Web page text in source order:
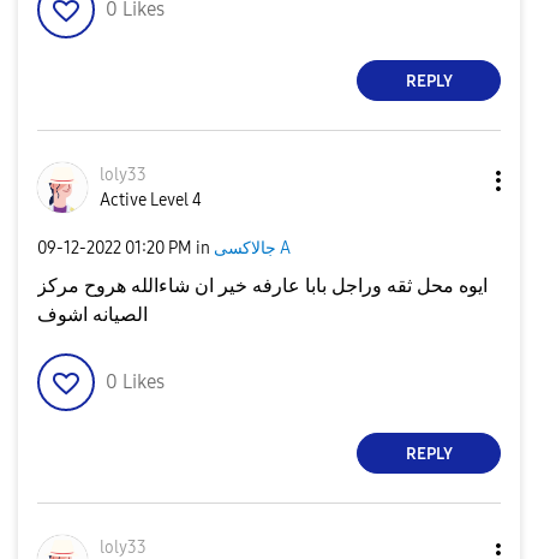
0 Likes
REPLY
loly33
Active Level 4
‎09-12-2022 01:20 PM in جالاكسى A
ايوه محل ثقه وراجل بابا عارفه خير ان شاءالله هروح مركز
الصيانه اشوف
0 Likes
REPLY
loly33